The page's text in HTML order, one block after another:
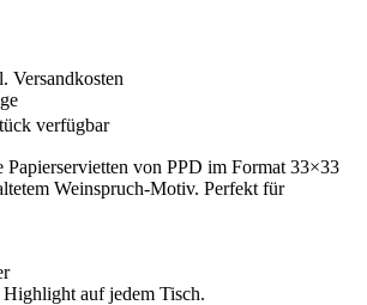
Versandkosten
verfügbar
Papierservietten von PPD im Format 33×33
Weinspruch‑Motiv. Perfekt für
Highlight auf jedem Tisch.